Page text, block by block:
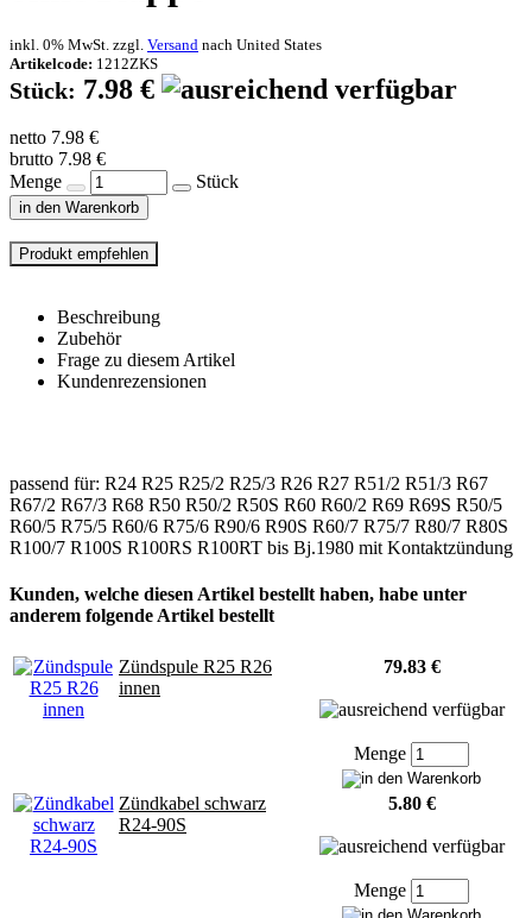
inkl. 0% MwSt. zzgl. Versand nach United States
Artikelcode: 1212ZKS
Stück: 7.98 €
netto 7.98 €
brutto 7.98 €
Menge
Stück
in den Warenkorb
Beschreibung
Zubehör
Frage zu diesem Artikel
Kundenrezensionen
passend für: R24 R25 R25/2 R25/3 R26 R27 R51/2 R51/3 R67
R67/2 R67/3 R68 R50 R50/2 R50S R60 R60/2 R69 R69S R50/5
R60/5 R75/5 R60/6 R75/6 R90/6 R90S R60/7 R75/7 R80/7 R80S
R100/7 R100S R100RS R100RT bis Bj.1980 mit Kontaktzündung
Kunden, welche diesen Artikel bestellt haben, habe unter
anderem folgende Artikel bestellt
Zündspule R25 R26
innen
79.83 €
Menge
Zündkabel schwarz
R24-90S
5.80 €
Menge